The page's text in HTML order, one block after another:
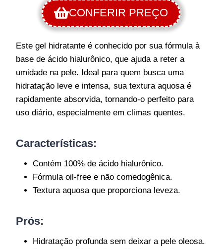
CONFERIR PREÇO
Este gel hidratante é conhecido por sua fórmula à
base de ácido hialurônico, que ajuda a reter a
umidade na pele. Ideal para quem busca uma
hidratação leve e intensa, sua textura aquosa é
rapidamente absorvida, tornando-o perfeito para
uso diário, especialmente em climas quentes.
Características:
Contém 100% de ácido hialurônico.
Fórmula oil-free e não comedogênica.
Textura aquosa que proporciona leveza.
Prós:
Hidratação profunda sem deixar a pele oleosa.